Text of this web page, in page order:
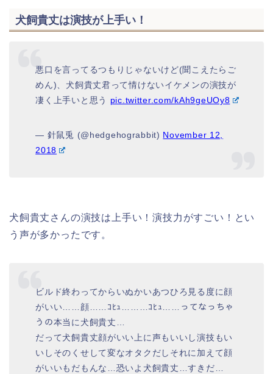
犬飼貴丈は演技が上手い！
悪口を言ってるつもりじゃないけど(聞こえたらご
めん)、犬飼貴丈君って情けないイケメンの演技が
凄く上手いと思う pic.twitter.com/kAh9geUOy8
— 針鼠兎 (@hedgehograbbit) November 12,
2018
犬飼貴丈さんの演技は上手い！演技力がすごい！とい
う声が多かったです。
ビルド終わってからいぬかいあつひろ見る度に顔
がいい……顔……ｺﾋｭ………ｺﾋｭ……ってなっちゃ
うの本当に犬飼貴丈…
だって犬飼貴丈顔がいい上に声もいいし演技もい
いしそのくせして変なオタクだしそれに加えて顔
がいいもだもんな…恐いよ犬飼貴丈…すきだ…